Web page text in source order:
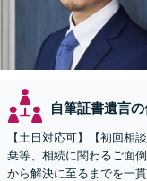
自筆証書遺言
【土日対応可】【初回相
棄等、相続に関わるご面
から解決に至るまでを一